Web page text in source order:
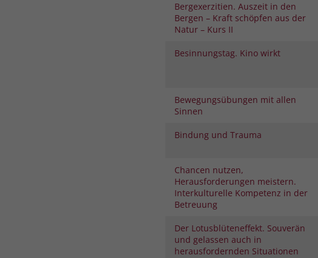
Bergexerzitien. Auszeit in den
Bergen – Kraft schöpfen aus der
Natur – Kurs II
Besinnungstag. Kino wirkt
Bewegungsübungen mit allen
Sinnen
Bindung und Trauma
Chancen nutzen,
Herausforderungen meistern.
Interkulturelle Kompetenz in der
Betreuung
Der Lotusblüteneffekt. Souverän
und gelassen auch in
herausfordernden Situationen
Laufzeit